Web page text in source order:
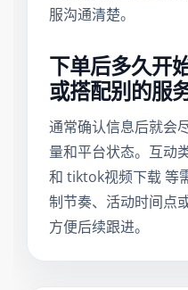
服沟通清楚。
下单后多久开
或搭配别的服
通常确认信息后就会
量和平台状态。互动
和 tiktok视频下载 等
制节奏、活动时间点
方便后续跟进。